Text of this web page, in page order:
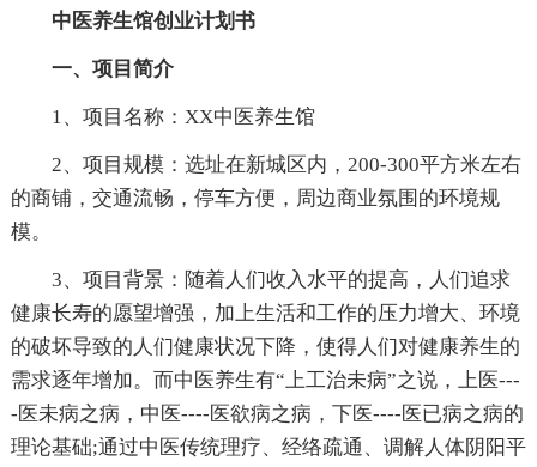
中医养生馆创业计划书
一、项目简介
1、项目名称：XX中医养生馆
2、项目规模：选址在新城区内，200-300平方米左右
的商铺，交通流畅，停车方便，周边商业氛围的环境规
模。
3、项目背景：随着人们收入水平的提高，人们追求
健康长寿的愿望增强，加上生活和工作的压力增大、环境
的破坏导致的人们健康状况下降，使得人们对健康养生的
需求逐年增加。而中医养生有“上工治未病”之说，上医---
-医未病之病，中医----医欲病之病，下医----医已病之病的
理论基础;通过中医传统理疗、经络疏通、调解人体阴阳平